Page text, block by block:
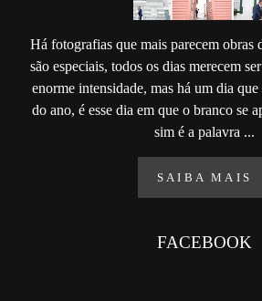
Há fotografias que mais parecem obras
são especiais, todos os dias merecem
enorme intensidade, mas há um dia
do ano, é esse dia em que o branco se
sim é a palavra ...
SAIBA MAIS
FACEBOOK